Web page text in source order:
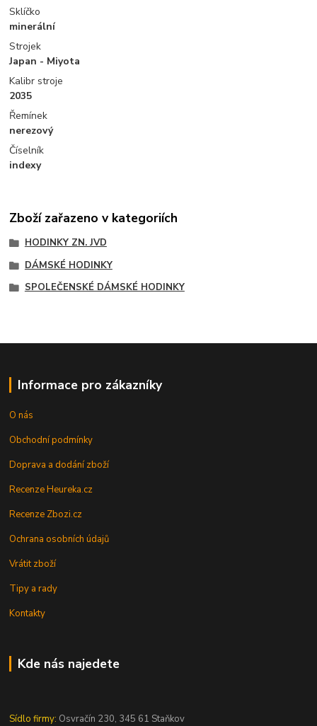
Sklíčko
minerální
Strojek
Japan - Miyota
Kalibr stroje
2035
Řemínek
nerezový
Číselník
indexy
Zboží zařazeno v kategoriích
HODINKY ZN. JVD
DÁMSKÉ HODINKY
SPOLEČENSKÉ DÁMSKÉ HODINKY
Informace pro zákazníky
O nás
Obchodní podmínky
Doprava a dodání zboží
Recenze Heureka.cz
Recenze Zbozi.cz
Ochrana osobních údajů
Vrátit zboží
Tipy a rady
Kontakty
Kde nás najedete
Sídlo firmy: Osvračín 230, 345 61 Staňkov